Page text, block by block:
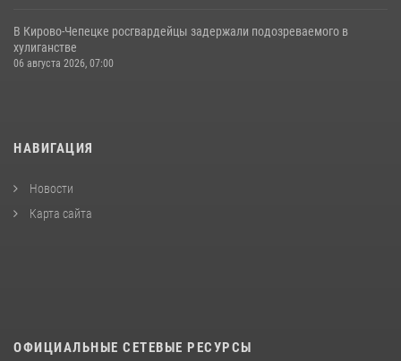
В Кирово-Чепецке росгвардейцы задержали подозреваемого в
хулиганстве
06 августа 2026, 07:00
НАВИГАЦИЯ
Новости
Карта сайта
ОФИЦИАЛЬНЫЕ СЕТЕВЫЕ РЕСУРСЫ